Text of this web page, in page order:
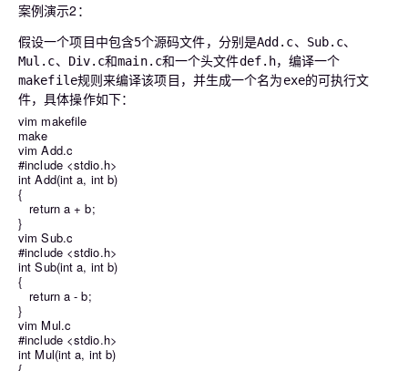
案例演示2：
假设一个项目中包含5个源码文件，分别是Add.c、 Sub.c、
Mul.c、 Div.c和main.c和一个头文件def.h，编译一个
makefile规则来编译该项目，并生成一个名为exe的可执行文
件，具体操作如下：
vim makefile
make
vim Add.c
#include <stdio.h>
int Add(int a, int b)
{
return a + b;
}
vim Sub.c
#include <stdio.h>
int Sub(int a, int b)
{
return a - b;
}
vim Mul.c
#include <stdio.h>
int Mul(int a, int b)